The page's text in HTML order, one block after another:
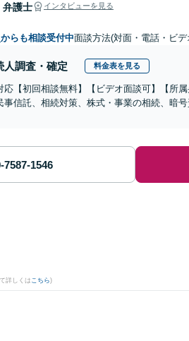
弁護士 インタビューを見る
からも相談受付中面談方法(対面・電話・ビ
人調査・確定 料金表を見る
応【初回相談無料】【ビデオ面談可】【所
事信託、相続対策、株式・事業の相続、暗
詳しくは こちら)